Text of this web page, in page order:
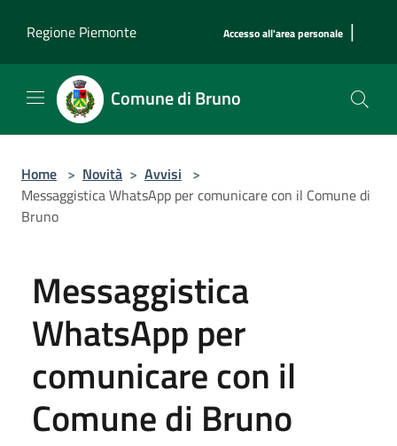
Regione Piemonte
Accesso all'area personale |
Comune di Bruno
Home > Novità > Avvisi >
Messaggistica WhatsApp per comunicare con il Comune di
Bruno
Messaggistica
WhatsApp per
comunicare con il
Comune di Bruno